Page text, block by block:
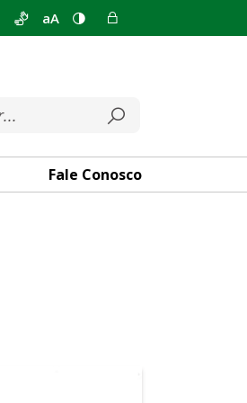
aA
Fale Conosco